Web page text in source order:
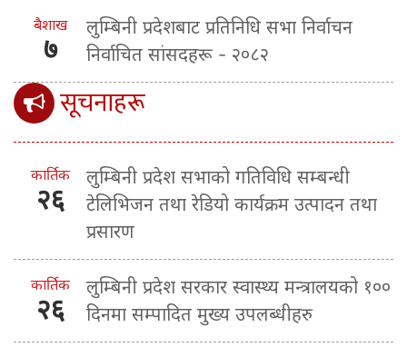
बैशाख
७
लुम्बिनी प्रदेशबाट प्रतिनिधि सभा निर्वाचन
निर्वाचित सांसदहरू - २०८२
सूचनाहरू
कार्तिक
२६
लुम्बिनी प्रदेश सभाको गतिविधि सम्बन्धी
टेलिभिजन तथा रेडियो कार्यक्रम उत्पादन तथा
प्रसारण
कार्तिक
२६
लुम्बिनी प्रदेश सरकार स्वास्थ्य मन्त्रालयको १००
दिनमा सम्पादित मुख्य उपलब्धीहरु